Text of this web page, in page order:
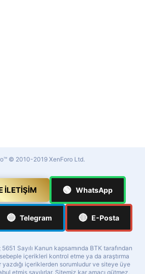
© 2010-2019 XenForo Ltd.
İLETIŞIM 🟢 WhatsApp
🔵 Telegram 🔴 E-Posta
Sayılı Kanun kapsamında BTK tarafından
sebeple içerikleri kontrol etme ya da araştırma
içeriklerden sorumludur ve siteye üye
etmiş sayılırlar. Sitemiz kar amacı gütmez,